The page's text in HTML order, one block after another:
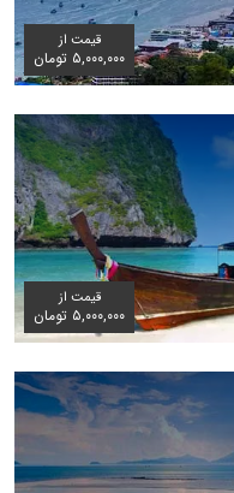
قیمت از
۵,۰۰۰,۰۰۰ تومان
قیمت از
۵,۰۰۰,۰۰۰ تومان